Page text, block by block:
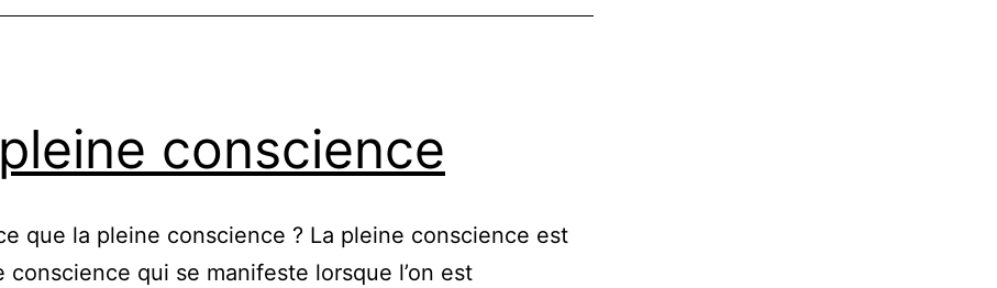
conscience
que la pleine conscience ? La pleine conscience est
conscience qui se manifeste lorsque l’on est